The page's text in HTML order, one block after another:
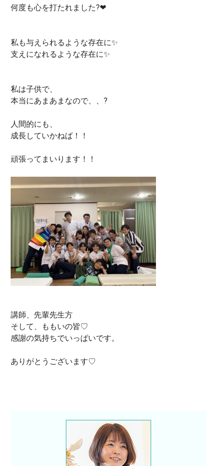
何度も心を打たれました?❤
私も与えられるような存在に✨
支えになれるような存在に✨
私は子供で、
本当にあまあまなので、、?
人間的にも、
成長していかねば！！
頑張ってまいります！！
講師、先輩先生方
そして、ももいの皆♡
感謝の気持ちでいっぱいです。
ありがとうございます♡